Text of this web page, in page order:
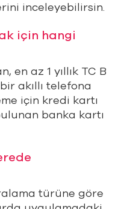
inceleyebilirsin.
için hangi
en az 1 yıllık TC B
akıllı telefona
için kredi kartı
banka kartı
türüne göre